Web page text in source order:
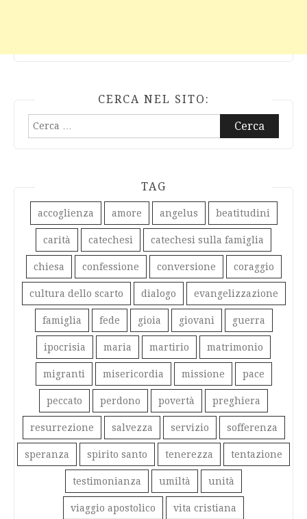
CERCA NEL SITO:
Ricerca
TAG
accoglienza amore angelus beatitudini
carità catechesi catechesi sulla famiglia
chiesa confessione conversione coraggio
cultura dello scarto dialogo evangelizzazione
famiglia fede gioia giovani guerra
ipocrisia maria martirio matrimonio
migranti misericordia missione pace
peccato perdono povertà preghiera
resurrezione salvezza servizio sofferenza
speranza spirito santo tenerezza tentazione
testimonianza umiltà unità
viaggio apostolico vita cristiana